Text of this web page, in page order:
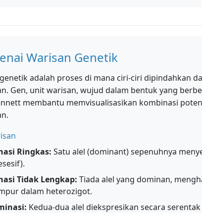
Warisan Genetik
adalah proses di mana ciri-ciri dipindahkan
Gen, unit warisan, wujud dalam bentuk yang
membantu memvisualisasikan kombinasi
Ringkas: Satu alel (dominant) sepenuhnya
Tidak Lengkap: Tiada alel yang dominan,
dalam heterozigot.
Kedua-dua alel diekspresikan secara